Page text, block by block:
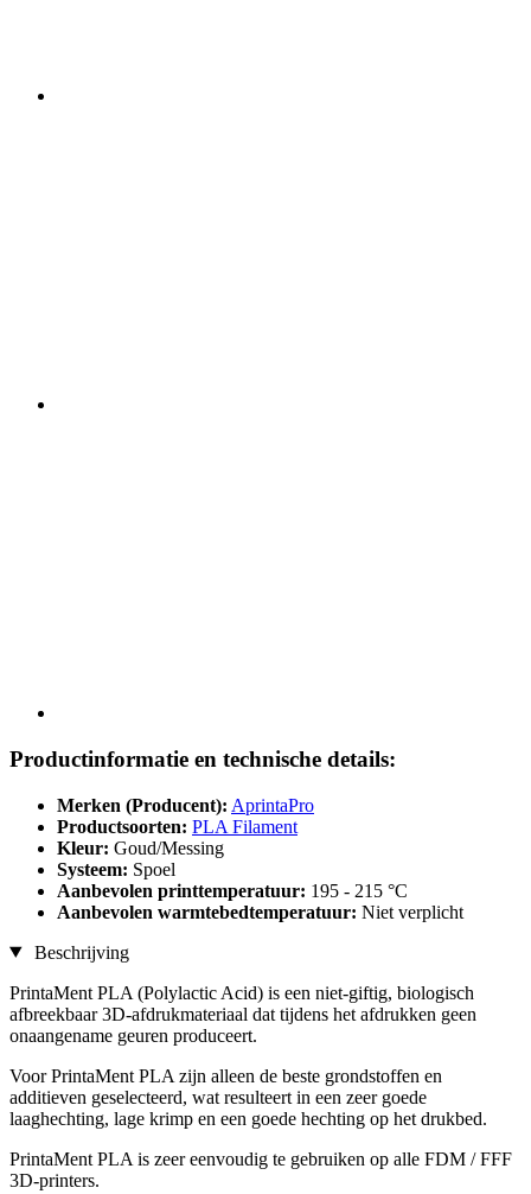
Productinformatie en technische details:
Merken (Producent): AprintaPro
Productsoorten: PLA Filament
Kleur: Goud/Messing
Systeem: Spoel
Aanbevolen printtemperatuur: 195 - 215 °C
Aanbevolen warmtebedtemperatuur: Niet verplicht
Beschrijving
PrintaMent PLA (Polylactic Acid) is een niet-giftig, biologisch
afbreekbaar 3D-afdrukmateriaal dat tijdens het afdrukken geen
onaangename geuren produceert.
Voor PrintaMent PLA zijn alleen de beste grondstoffen en
additieven geselecteerd, wat resulteert in een zeer goede
laaghechting, lage krimp en een goede hechting op het drukbed.
PrintaMent PLA is zeer eenvoudig te gebruiken op alle FDM / FFF
3D-printers.